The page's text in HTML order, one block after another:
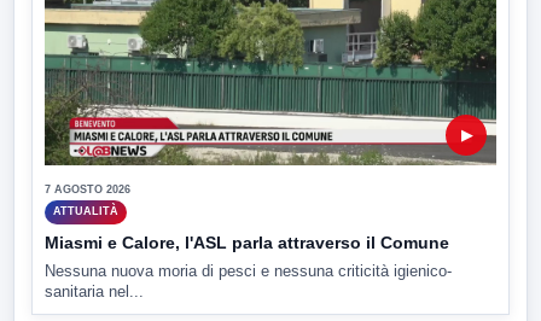
▶
7 AGOSTO 2026
ATTUALITÀ
Miasmi e Calore, l'ASL parla attraverso il Comune
Nessuna nuova moria di pesci e nessuna criticità igienico-
sanitaria nel...